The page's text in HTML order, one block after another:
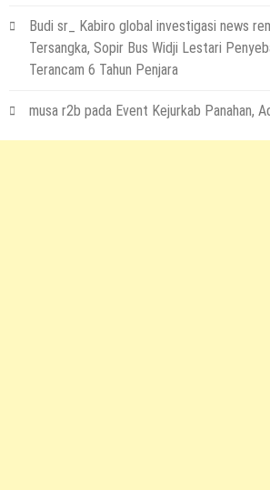
Budi sr_ Kabiro global investigasi news
Tersangka, Sopir Bus Widji Lestari
Terancam 6 Tahun Penjara
musa r2b pada Event Kejurkab Panahan,